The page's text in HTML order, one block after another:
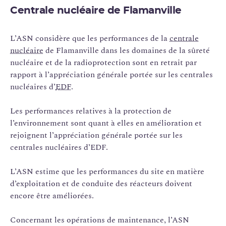
Centrale nucléaire de Flamanville
L’ASN considère que les performances de lacentrale
nucléaire de Flamanville dans les domaines de la sûreté
nucléaire et de la radioprotection sont en retrait par
rapport à l’appréciation générale portée sur les centrales
nucléaires d’EDF.
Les performances relatives à la protection de
l’environnement sont quant à elles en amélioration et
rejoignent l’appréciation générale portée sur les
centrales nucléaires d’EDF.
L’ASN estime que les performances du site en matière
d’exploitation et de conduite des réacteurs doivent
encore être améliorées.
Concernant les opérations de maintenance, l’ASN